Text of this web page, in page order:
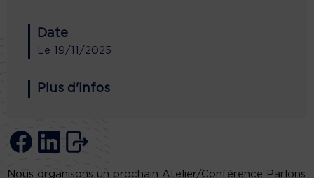
Date
Le 19/11/2025
Plus d'infos
Nous organisons un prochain Atelier/Conférence Parlons